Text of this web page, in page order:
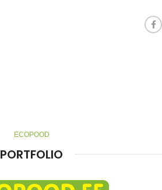
ECOPOOD
PORTFOLIO